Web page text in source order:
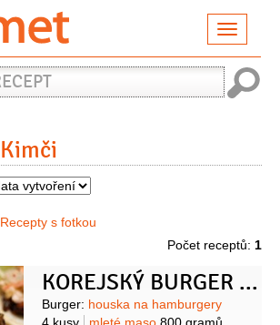
Kimči
Recepty s fotkou
Počet receptů: 1
KOREJSKÝ BURGER S KIMČI
Suroviny
Burger: houska na hamburgery